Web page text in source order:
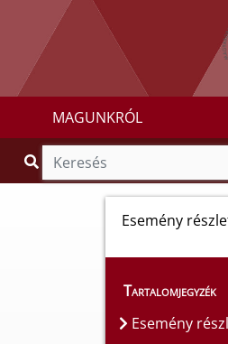
MAGUNKRÓL
Esemény
Tartalomjegyzék
Esemény